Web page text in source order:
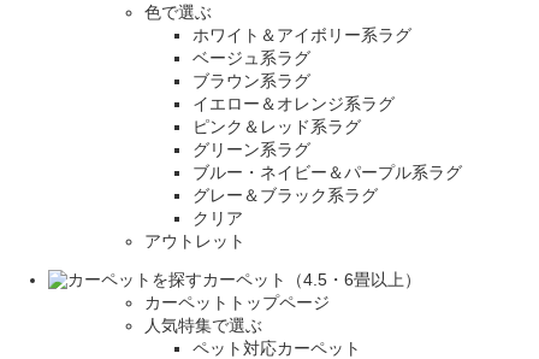
色で選ぶ
ホワイト＆アイボリー系ラグ
ベージュ系ラグ
ブラウン系ラグ
イエロー＆オレンジ系ラグ
ピンク＆レッド系ラグ
グリーン系ラグ
ブルー・ネイビー＆パープル系ラグ
グレー＆ブラック系ラグ
クリア
アウトレット
カーペット（4.5・6畳以上）
カーペットトップページ
人気特集で選ぶ
ペット対応カーペット